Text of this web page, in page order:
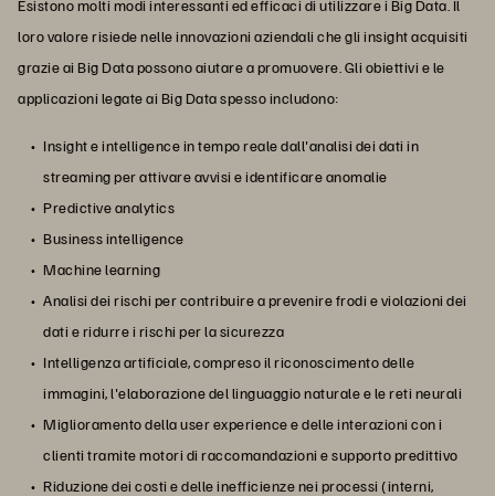
Esistono molti modi interessanti ed efficaci di utilizzare i Big Data. Il
loro valore risiede nelle innovazioni aziendali che gli insight acquisiti
grazie ai Big Data possono aiutare a promuovere. Gli obiettivi e le
applicazioni legate ai Big Data spesso includono:
Insight e intelligence in tempo reale dall'analisi dei dati in
streaming per attivare avvisi e identificare anomalie
Predictive analytics
Business intelligence
Machine learning
Analisi dei rischi per contribuire a prevenire frodi e violazioni dei
dati e ridurre i rischi per la sicurezza
Intelligenza artificiale, compreso il riconoscimento delle
immagini, l'elaborazione del linguaggio naturale e le reti neurali
Miglioramento della user experience e delle interazioni con i
clienti tramite motori di raccomandazioni e supporto predittivo
Riduzione dei costi e delle inefficienze nei processi (interni,